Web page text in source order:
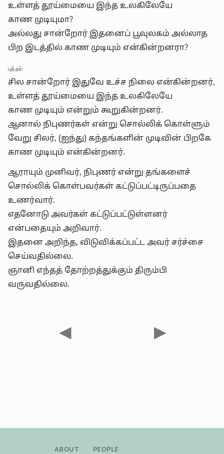
உள்ளத் தூய்மையை இந்த உலகிலேயே
காண முடியுமா?
அல்லது சான்றோர் இதனைப் பூவுலகம் அல்லாத
பிற இடத்தில் காண முடியும் என்கின்றனரா?
புத்தர்:
சில சான்றோர் இதுவே உச்ச நிலை என்கின்றனர்,
உள்ளத் தூய்மையை இந்த உலகிலேயே
காண முடியும் என்றும் கூறுகின்றனர்.
ஆனால் நிபுணர்கள் என்று சொல்லிக் கொள்ளும்
வேறு சிலர், (ஐந்து) கந்தங்களின் முடிவின் பிறகே
காண முடியும் என்கின்றனர்.
ஆராயும் முனிவர், நிபுணர் என்று தங்களைச்
சொல்லிக் கொள்பவர்கள் கட்டுப்பட்டிருப்பதை
உணர்வார்.
எதனோடு அவர்கள் கட்டுப்பட்டுள்ளனர்
என்பதையும் அறிவார்.
இதனை அறிந்த, விடுவிக்கப்பட்ட அவர் சர்ச்சை
செய்வதில்லை.
ஞானி எந்தத் தோற்றத்துக்கும் திரும்பி
வருவதில்லை.
◀ ▶
About People